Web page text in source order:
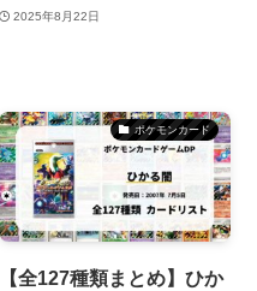
2025年8月22日
ポケモンカード
【全127種類まとめ】ひか